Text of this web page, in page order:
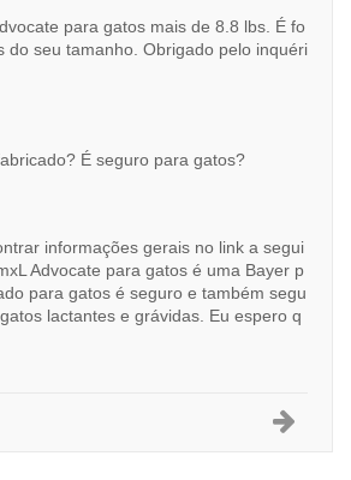
para gatos mais de 8.8 lbs. É fo
do seu tamanho. Obrigado pelo inquéri
É seguro para gatos?
informações gerais no link a segui
Advocate para gatos é uma Bayer p
para gatos é seguro e também segu
lactantes e grávidas. Eu espero q